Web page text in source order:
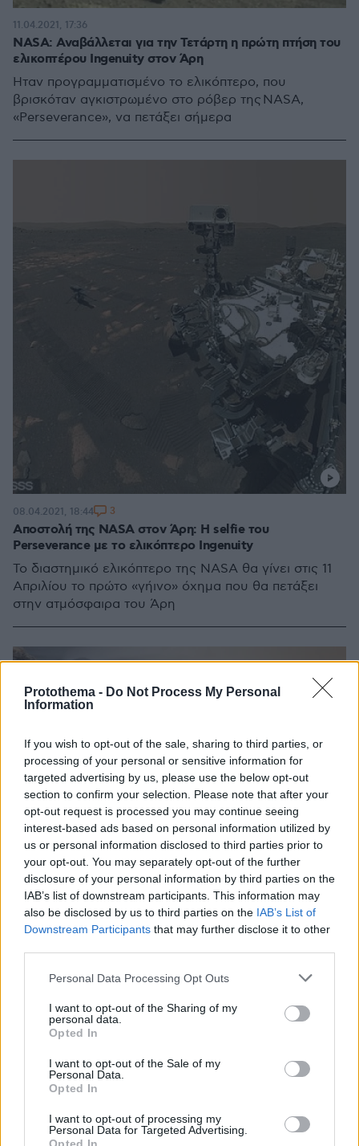
Protothema - Do Not Process My Personal
Information
If you wish to opt-out of the sale, sharing to third parties, or
processing of your personal or sensitive information for
targeted advertising by us, please use the below opt-out
section to confirm your selection. Please note that after your
opt-out request is processed you may continue seeing
interest-based ads based on personal information utilized by
us or personal information disclosed to third parties prior to
your opt-out. You may separately opt-out of the further
disclosure of your personal information by third parties on the
IAB’s list of downstream participants. This information may
also be disclosed by us to third parties on the IAB’s List of
Downstream Participants that may further disclose it to other
Please note that this website/app uses one or more Google
not limited to your visit or usage behaviour. You may click to
grant or deny consent to Google and its third-party tags to
use your data for below specified purposes in below Google
consent section.
Personal Data Processing Opt Outs
I want to opt-out of the Sharing of my
personal data.
Opted In
I want to opt-out of the Sale of my
Personal Data.
Opted In
I want to opt-out of processing my
Personal Data for Targeted Advertising.
NASA: Αναβάλλεται για την Τετάρτη η πρώτη πτήση του
ελικοπτέρου Ingenuity στον Άρη
Ήταν προγραμματισμένο το ελικόπτερο, που
βρισκόταν αγκιστρωμένο στο ρόβερ της NASA,
«Perseverance», να πετάξει σήμερα
11.04.2021, 17:36
Αποστολή της NASA στον Άρη: Η selfie του
Perseverance με το ελικόπτερο Ingenuity
Το διαστημικό ελικόπτερο της NASA θα γίνει στις 11
Απριλίου το πρώτο «γήινο» όχημα που θα πετάξει
στην ατμόσφαιρα του Άρη
08.04.2021, 18:44 3
Ο δικός μας Θοδωρής απογειώνει το ελικόπτερο της
NASA πάνω από την επιφάνεια του Άρη
«Ένα όνειρο γίνεται πραγματικότητα. Επιβιώσαμε.
Αντέξαμε τις θερμοκρασίες», δήλωσε αμέσως μετά
τον επιστημονικό θρίαμβο, σε βίντεο από το
«Ingenuity», Θοδωρής Τζανέτος